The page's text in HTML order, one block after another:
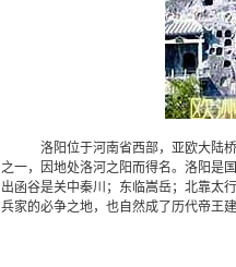
洛阳位于河南省西部，亚欧大陆
之一，因地处洛河之阳而得名。洛阳是
出函谷是关中秦川；东临嵩岳；北靠太
兵家的必争之地，也自然成了历代帝王